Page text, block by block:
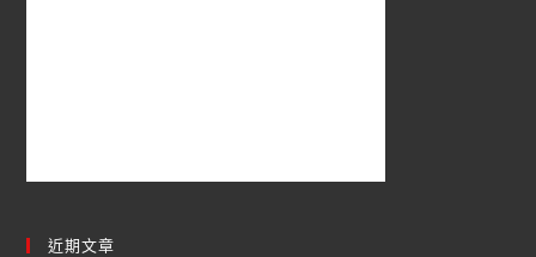
近期文章